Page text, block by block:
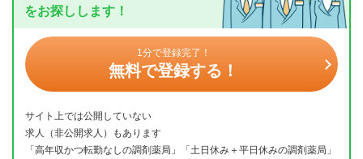
をお探しします！
1分で登録完了！
無料で登録する！
サイト上では公開していない
求人（非公開求人）もあります
「高年収かつ転勤なしの調剤薬局」「土日休み＋平日休みの調剤薬局」